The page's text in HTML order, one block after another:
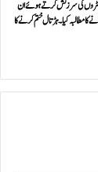
کی سرزنش کرتے ہوئے ان
مطالبہ کیا۔ہڑتال ختم کرنے کا